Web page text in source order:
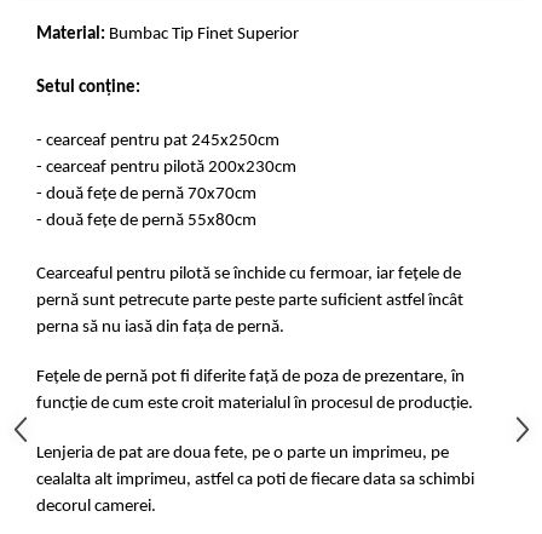
Material: Bumbac Tip Finet Superior
Setul conține:
- cearceaf pentru pat 245x250cm
- cearceaf pentru pilotă 200x230cm
- două fețe de pernă 70x70cm
- două fețe de pernă 55x80cm
Cearceaful pentru pilotă se închide cu fermoar, iar fețele de
pernă sunt petrecute parte peste parte suficient astfel încât
perna să nu iasă din fața de pernă.
Fețele de pernă pot fi diferite față de poza de prezentare, în
funcție de cum este croit materialul în procesul de producție.
Lenjeria de pat are doua fete, pe o parte un imprimeu, pe
cealalta alt imprimeu, astfel ca poti de fiecare data sa schimbi
decorul camerei.